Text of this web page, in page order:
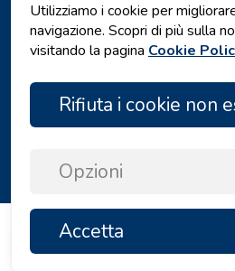
Copyright © 2026 by
Utilizziamo i cookie per
navigazione. Scopri di più sulla
visitando la pagina Cookie
Rifiuta i cookie non
Opzioni
Accetta